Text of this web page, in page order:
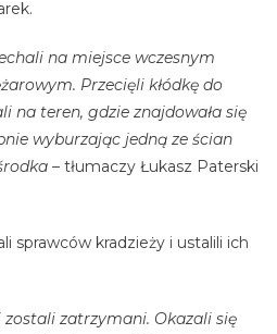
na miejsce wczesnym
Przecięli kłódkę do
na teren, gdzie znajdowała się
wyburzając jedną ze ścian
– tłumaczy Łukasz Paterski
sprawców kradzieży i ustalili ich
zatrzymani. Okazali się